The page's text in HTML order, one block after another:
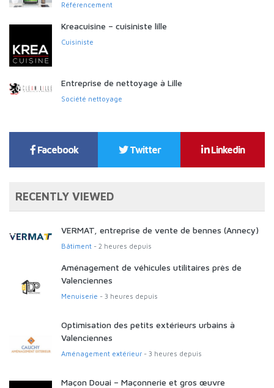
Référencement
Kreacuisine – cuisiniste lille
Cuisiniste
Entreprise de nettoyage à Lille
Société nettoyage
Facebook Twitter Linkedin
RECENTLY VIEWED
VERMAT, entreprise de vente de bennes (Annecy)
Bâtiment- 2 heures depuis
Aménagement de véhicules utilitaires près de
Valenciennes
Menuiserie - 3 heures depuis
Optimisation des petits extérieurs urbains à
Valenciennes
Aménagement extérieur- 3 heures depuis
Maçon Douai – Maçonnerie et gros œuvre